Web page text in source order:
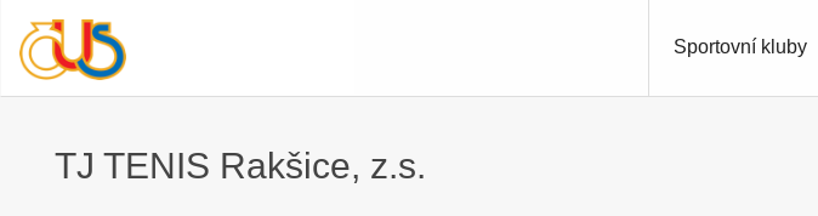
Sportovní kluby
TJ TENIS Rakšice, z.s.